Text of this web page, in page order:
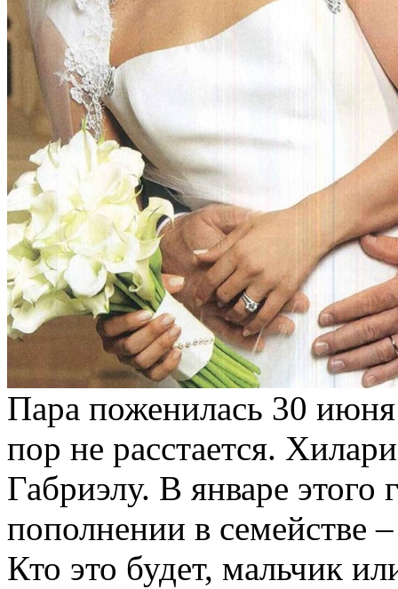
Пара поженилась 30
пор не расстается.
Габриэлу. В январе этого
пополнении в семействе
Кто это будет, мальчик